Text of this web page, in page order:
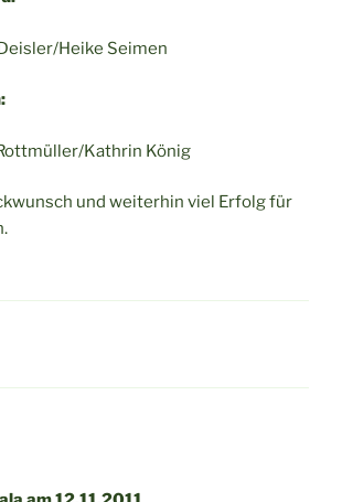
Heike Seimen
Kathrin König
und weiterhin viel Erfolg für